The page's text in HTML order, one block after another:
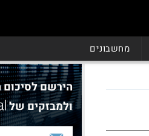
מחשבונים
הירשם לסיכום
ולמבזקים של